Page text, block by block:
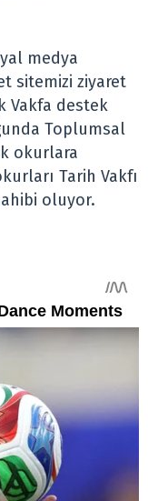
medya
sitemizi ziyaret
Vakfa destek
Toplumsal
okurlara
Tarih Vakfı
oluyor.